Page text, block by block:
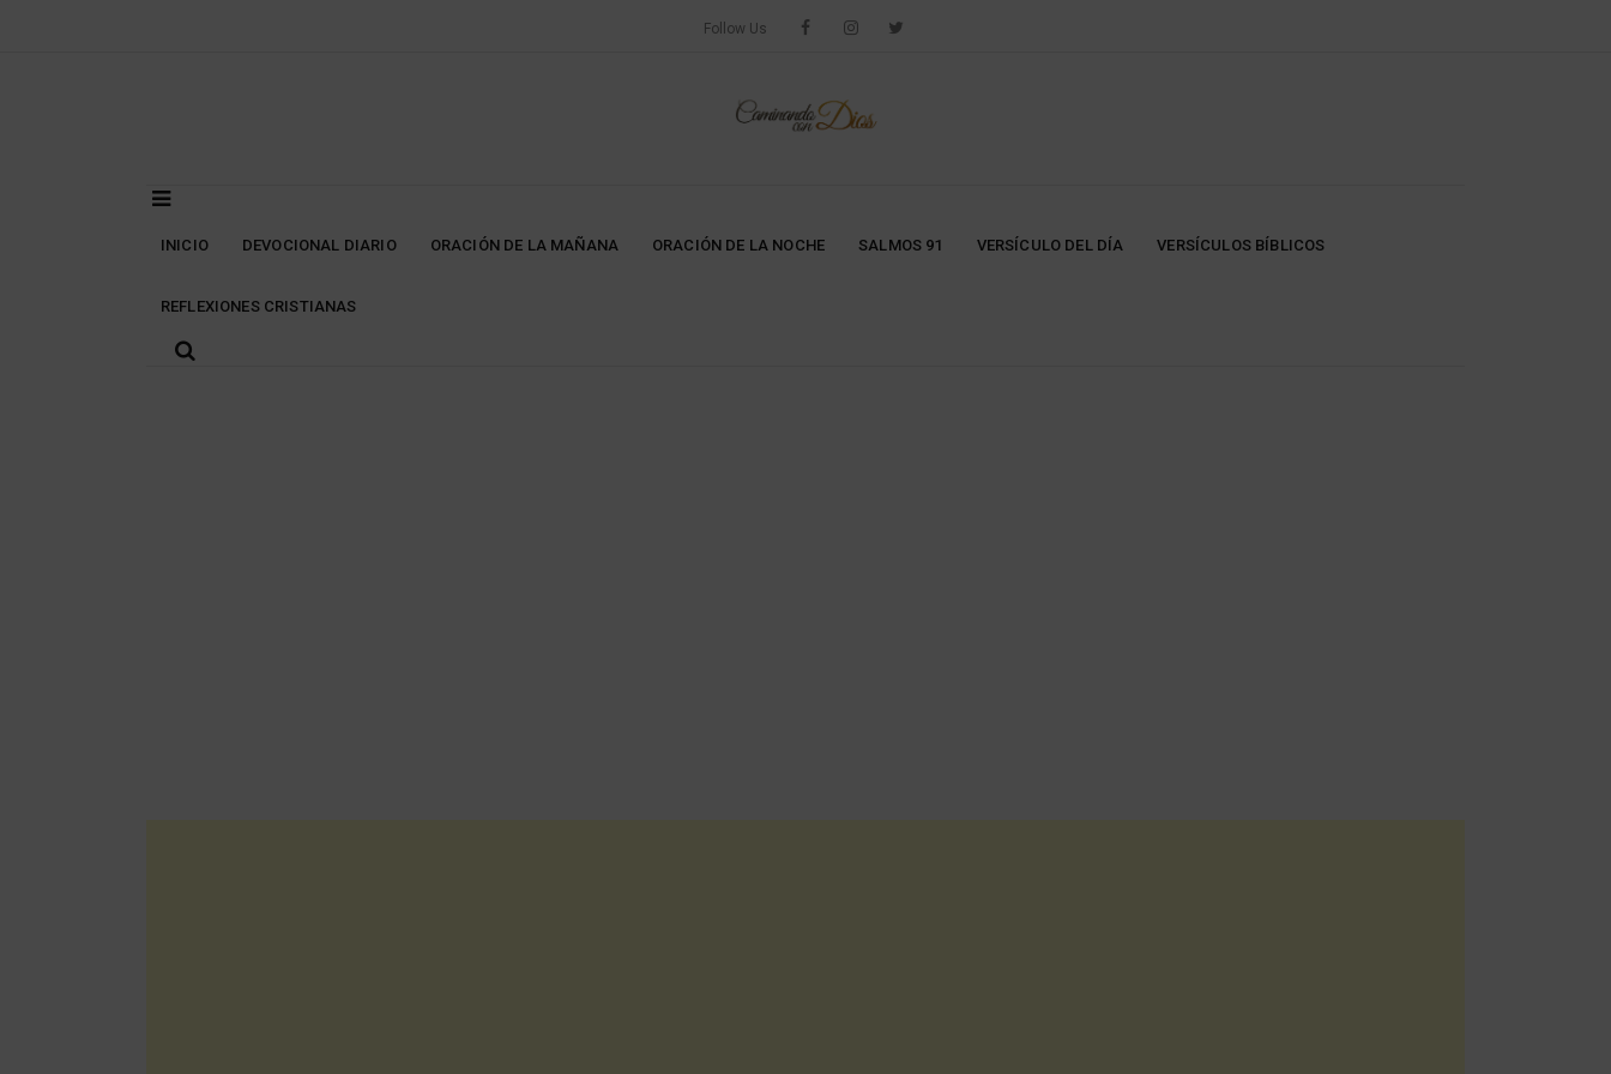
Follow Us
INICIO DEVOCIONAL DIARIO ORACIÓN DE LA MAÑANA ORACIÓN DE LA NOCHE SALMOS 91 VERSÍCULO DEL DÍA VERSÍCULOS BÍBLICOS
REFLEXIONES CRISTIANAS